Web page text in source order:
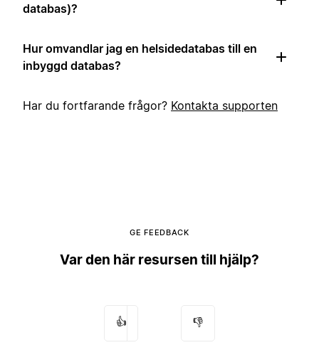
databas)?
Hur omvandlar jag en helsidedatabas till en
inbyggd databas?
Har du fortfarande frågor? Kontakta supporten
GE FEEDBACK
Var den här resursen till hjälp?
👍 👎